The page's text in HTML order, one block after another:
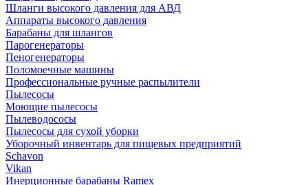
Шланги высокого давления для АВД
Аппараты высокого давления
Барабаны для шлангов
Парогенераторы
Пеногенераторы
Поломоечные машины
Профессиональные ручные распылители
Пылесосы
Моющие пылесосы
Пылеводососы
Пылесосы для сухой уборки
Уборочный инвентарь для пищевых предприятий
Schavon
Vikan
Инерционные барабаны Ramex